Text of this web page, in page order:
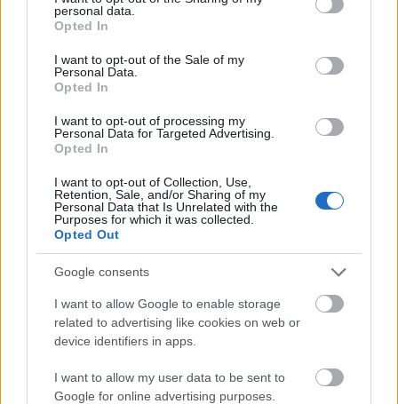
grant or deny consent to Google and its third-party tags to
use your data for below specified purposes in below Google
consent section.
personal data.
Opted In
I want to opt-out of the Sale of my
Personal Data.
Opted In
I want to opt-out of processing my
Personal Data for Targeted Advertising.
Opted In
I want to opt-out of Collection, Use,
Retention, Sale, and/or Sharing of my
Personal Data that Is Unrelated with the
Purposes for which it was collected.
Opted Out
Google consents
I want to allow Google to enable storage
related to advertising like cookies on web or
device identifiers in apps.
I want to allow my user data to be sent to
Google for online advertising purposes.
Nobel-díjat
2025. 10. 09.|Kultúrpart
Csütörtökön kora délután jelentette be a svéd Királyi
Akadémia, hogy 2025-ben Krasznahorkai Lászlónak ítélték
oda az irodalmi Nobel-díjat.
tovább